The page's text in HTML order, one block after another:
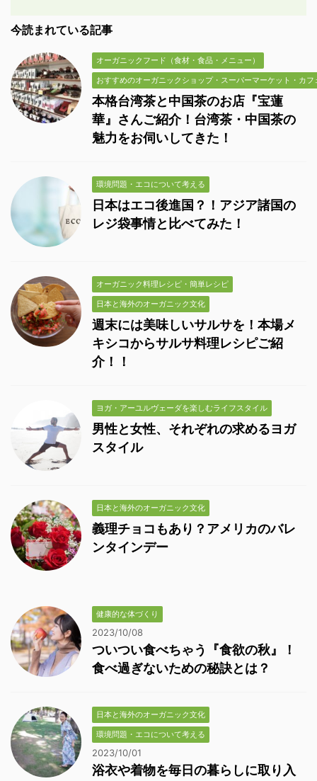
今読まれている記事
オーガニックフード（食材・食品・メニュー）
おすすめのオーガニックショップ・スーパーマーケット・カ
本格台湾茶と中国茶のお店『宝蓮
華』さんご紹介！台湾茶・中国茶の
魅力をお伺いしてきた！
環境問題・エコについて考える
日本はエコ後進国？！アジア諸国の
レジ袋事情と比べてみた！
オーガニック料理レシピ・簡単レシピ
日本と海外のオーガニック文化
週末には美味しいサルサを！本場メ
キシコからサルサ料理レシピご紹
介！！
ヨガ・アーユルヴェーダを楽しむライフスタイル
男性と女性、それぞれの求めるヨガ
スタイル
日本と海外のオーガニック文化
義理チョコもあり？アメリカのバレ
ンタインデー
健康的な体づくり
2023/10/08
ついつい食べちゃう『食欲の秋』！
食べ過ぎないための秘訣とは？
日本と海外のオーガニック文化
環境問題・エコについて考える
2023/10/01
浴衣や着物を毎日の暮らしに取り入